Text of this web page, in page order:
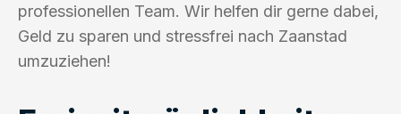
professionellen Team. Wir helfen dir gerne dabei,
Geld zu sparen und stressfrei nach Zaanstad
umzuziehen!